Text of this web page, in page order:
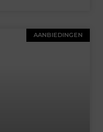
AANBIEDINGEN